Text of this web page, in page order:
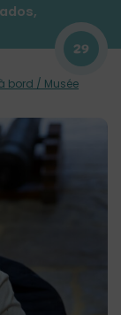
29
bord / Musée